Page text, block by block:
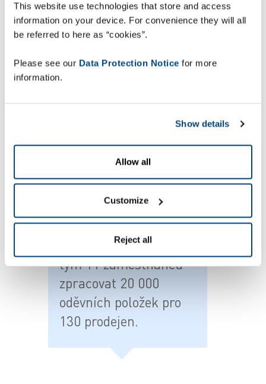
This website use technologies that store and access
information on your device. For convenience they will all
be referred to here as “cookies”.
Please see our Data Protection Notice for more
information.
Show details
Allow all
Customize
Reject all
Díky expanzi prodejního řetězce se zvýšil počet
cílových míst i počet objednávek. Narostla však
prodejny, shop-in-shop a e-commerce mají různé
typy objednávek co do velikosti i složení, což
kombinací, kterou je nutné sledovat při správném
zajištění všech objednávek a udržování
odpovídajících skladových zásob. Původní systém
dnes zvládne stejný
tým 11 zaměstnanců
zpracovat 20 000
oděvních položek pro
130 prodejen.